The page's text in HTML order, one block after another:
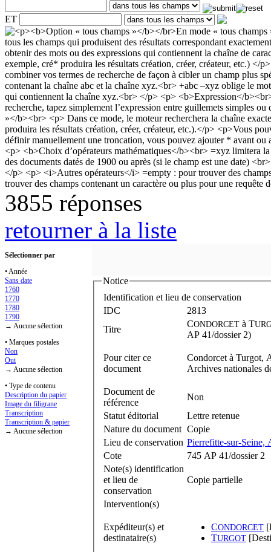
ET
3855 réponses
retourner à la liste
Sélectionner par
• Année
Sans date
1760
1770
1780
1790
→ Aucune sélection
• Marques postales
Non
Oui
→ Aucune sélection
• Type de contenu
Description du papier
Image du filigrane
Transcription
Transcription & papier
→ Aucune sélection
Notice
Identification et lieu de conservation
IDC
2813
Titre
CONDORCET à T
AP 41/dossier 2)
Pour citer ce
document
Condorcet à Turgot,
Archives nationales
Document de
référence
Non
Statut éditorial
Lettre retenue
Nature du document Copie
Lieu de conservation Pierrefitte-sur-Seine,
Cote
745 AP 41/dossier 2
Note(s) identification
et lieu de
conservation
Copie partielle
Intervention(s)
Expéditeur(s) et
destinataire(s)
CONDORCET
TURGOT